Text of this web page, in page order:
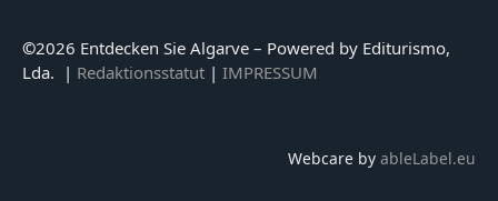
©2026 Entdecken Sie Algarve – Powered by Editurismo,
Lda. | Redaktionsstatut | IMPRESSUM
Webcare by ableLabel.eu